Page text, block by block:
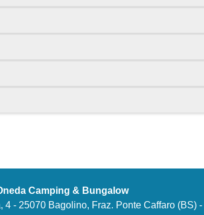
entfernt
Camping & Bungalow
4 - 25070 Bagolino, Fraz. Ponte Caffaro (BS)